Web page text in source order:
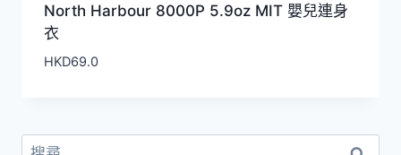
North Harbour 8000P 5.9oz MIT 嬰兒連身
衣
HKD69.0
搜